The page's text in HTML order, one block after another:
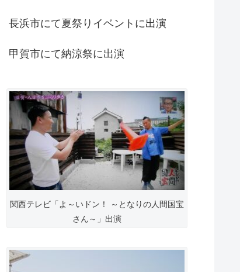
長浜市にて夏祭りイベントに出演
甲賀市にて納涼祭に出演
関西テレビ「よ～いドン！ ～となりの人間国宝
さん～」出演